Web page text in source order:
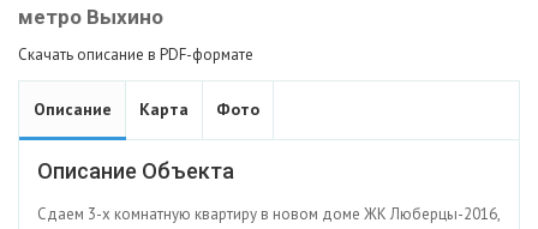
метро Выхино
Скачать описание в PDF-формате
Описание Карта Фото
Описание Объекта
Сдаем 3-х комнатную квартиру в новом доме ЖК Люберцы-2016,